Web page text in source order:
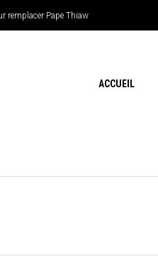
remplacer Pape Thiaw
ACCUEIL